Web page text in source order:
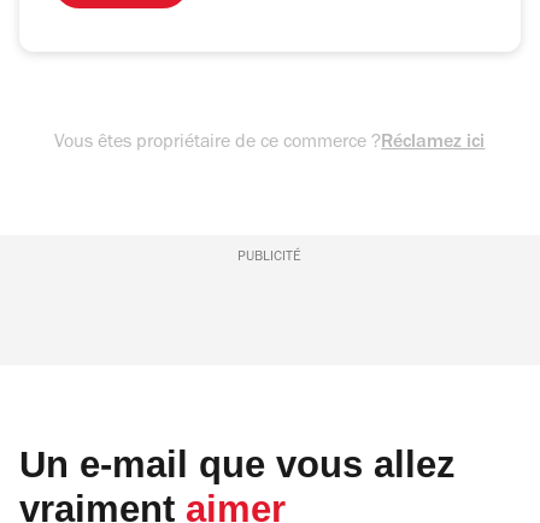
Vous êtes propriétaire de ce commerce ?Réclamez ici
PUBLICITÉ
Un e-mail que vous allez
vraiment aimer